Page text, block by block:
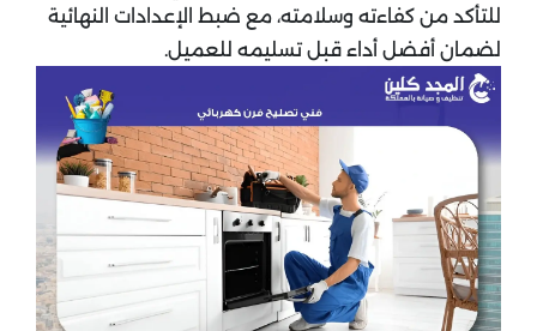
للتأكد من كفاءته وسلامته، مع ضبط الإعدادات النهائية
لضمان أفضل أداء قبل تسليمه للعميل.